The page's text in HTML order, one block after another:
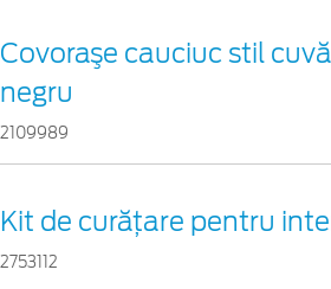
Covoraşe cauciuc stil
negru
2109989
Kit de curățare pentru
2753112